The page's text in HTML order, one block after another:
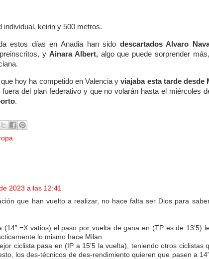
individual, keirin y 500 metros.
estos días en Anadia han sido descartados Alvaro
y Ainara Albert, algo que puede sorprender
que hoy ha competido en Valencia y viajaba esta tarde desde
del plan federativo y que no volarán hasta el miércoles
.
2023 a las 12:41
que han vuelto a realizar, no hace falta ser Dios para
(14” =X vatios) el paso por vuelta de gana en (TP es de 13’5)
lo mismo hace Milan.
ciclista pasa en (IP a 15’5 la vuelta), teniendo otros ciclistas
los des-técnicos de des-rendimiento quieren que pasen a